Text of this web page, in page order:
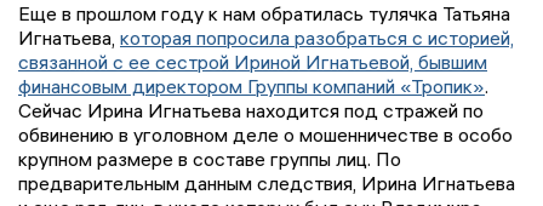
Еще в прошлом году к нам обратилась тулячка Татьяна
Игнатьева, которая попросила разобраться с историей,
связанной с ее сестрой Ириной Игнатьевой, бывшим
финансовым директором Группы компаний «Тропик».
Сейчас Ирина Игнатьева находится под стражей по
обвинению в уголовном деле о мошенничестве в особо
крупном размере в составе группы лиц. По
предварительным данным следствия, Ирина Игнатьева